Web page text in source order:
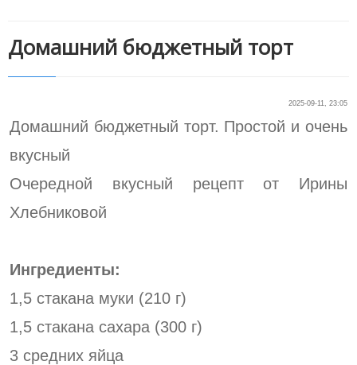
Домашний бюджетный торт
2025-09-11, 23:05
Домашний бюджетный торт. Простой и очень
вкусный
Очередной вкусный рецепт от Ирины
Хлебниковой
Ингредиенты:
1,5 стакана муки (210 г)
1,5 стакана сахара (300 г)
3 средних яйца